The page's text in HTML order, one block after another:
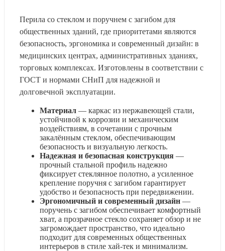
Перила со стеклом и поручнем с загибом для
общественных зданий, где приоритетами являются
безопасность, эргономика и современный дизайн: в
медицинских центрах, административных зданиях,
торговых комплексах. Изготовлены в соответствии с
ГОСТ и нормами СНиП для надежной и
долговечной эксплуатации.
Материал — каркас из нержавеющей стали,
устойчивой к коррозии и механическим
воздействиям, в сочетании с прочным
закалённым стеклом, обеспечивающим
безопасность и визуальную легкость.
Надежная и безопасная конструкция —
прочный стальной профиль надежно
фиксирует стеклянное полотно, а усиленное
крепление поручня с загибом гарантирует
удобство и безопасность при передвижении.
Эргономичный и современный дизайн —
поручень с загибом обеспечивает комфортный
хват, а прозрачное стекло сохраняет обзор и не
загромождает пространство, что идеально
подходит для современных общественных
интерьеров в стиле хай-тек и минимализм.